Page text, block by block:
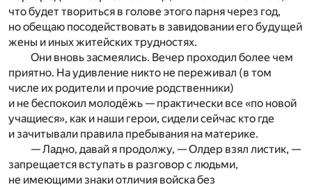
что будет твориться в голове этого парня через год,
но обещаю посодействовать в завидовании его будущей
жены и иных житейских трудностях.
Они вновь засмеялись. Вечер проходил более чем
приятно. На удивление никто не переживал (в том
числе их родители и прочие родственники)
и не беспокоил молодёжь — практически все «по новой
учащиеся», как и наши герои, сидели сейчас кто где
и зачитывали правила пребывания на материке.
— Ладно, давай я продолжу, — Олдер взял листик, —
запрещается вступать в разговор с людьми,
не имеющими знаки отличия войска без